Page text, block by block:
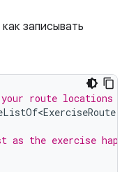
записывать
route locations
the exercise